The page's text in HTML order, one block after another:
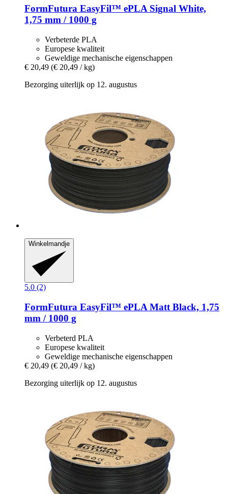
FormFutura EasyFil™ ePLA Signal White,
1,75 mm / 1000 g
Verbeterde PLA
Europese kwaliteit
Geweldige mechanische eigenschappen
€ 20,49 (€ 20,49 / kg)
Bezorging uiterlijk op 12. augustus
Winkelmandje
5.0 (2)
FormFutura EasyFil™ ePLA Matt Black, 1,75
mm / 1000 g
Verbeterd PLA
Europese kwaliteit
Geweldige mechanische eigenschappen
€ 20,49 (€ 20,49 / kg)
Bezorging uiterlijk op 12. augustus